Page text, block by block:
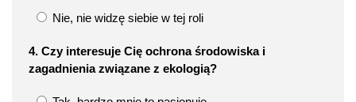
Nie, nie widzę siebie w tej roli
4. Czy interesuje Cię ochrona środowiska i
zagadnienia związane z ekologią?